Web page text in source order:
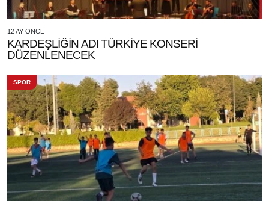
12 AY ÖNCE
KARDEŞLİĞİN ADI TÜRKİYE KONSERİ
DÜZENLENECEK
SPOR